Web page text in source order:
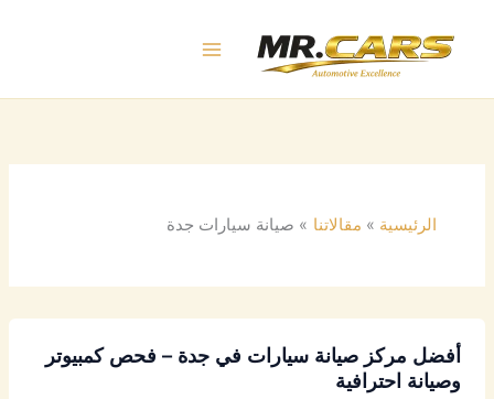
المحتوى
الرئيسية مقالاتنا صيانة سيارات جدة
أفضل مركز صيانة سيارات في جدة – فحص كمبيوتر
وصيانة احترافية